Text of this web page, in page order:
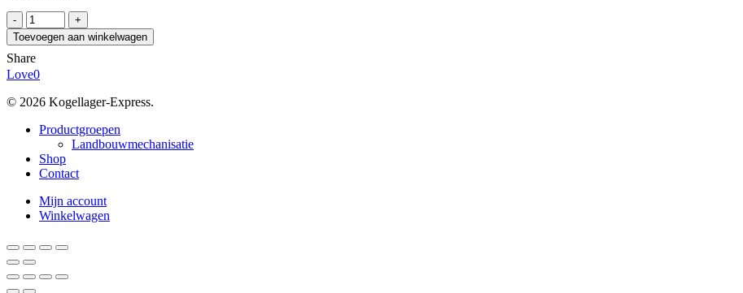
SKF
KMT
3
aantal
Toevoegen aan winkelwagen
Share
Love0
© 2026 Kogellager-Express.
Close
Productgroepen
Landbouwmechanisatie
Shop
Contact
Mijn account
Winkelwagen